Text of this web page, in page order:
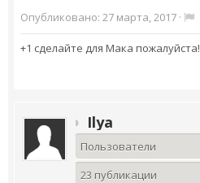
Опубликовано: 27 марта, 2017 ·
+1 сделайте для Мака пожалуйста!
Ilya
Пользователи
23 публикации